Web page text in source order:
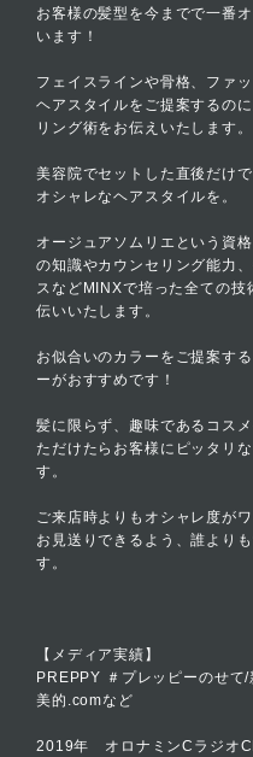
お客様の髪型を今までで一番
います！
フェイスラインや骨格、ファ
ヘアスタイルをご提案するの
リング術をお伝えいたします。
美容院でセットした直後だけ
オシャレなヘアスタイルを。
オージュアソムリエという資
の知識やカウンセリング能力
スなどMINXで培った全ての
伝いいたします。
お似合いのカラーをご提案す
ーがおすすめです！
髪に限らず、趣味であるコス
ただけたらお客様にピッタリ
す。
ご来店時よりもオシャレ度が
お見送りできるよう、誰より
す。
【メディア実績】
PREPPY ＃プレッピーのせて
美的.comなど
2019年 オロナミンCラジオ